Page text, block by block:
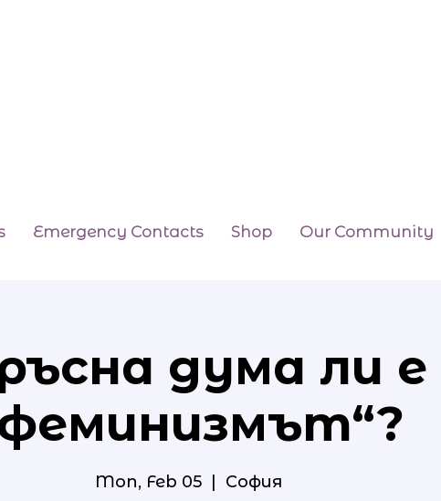
Emergency Contacts Shop Our Community
дума ли е
Mon, Feb 05
  |
София